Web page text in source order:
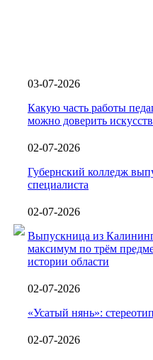
03-07-2026
Какую часть работы
можно доверить
02-07-2026
Губернский колледж
специалиста
02-07-2026
Выпускница из
максимум по трём
истории области
02-07-2026
«Усатый нянь»:
02-07-2026